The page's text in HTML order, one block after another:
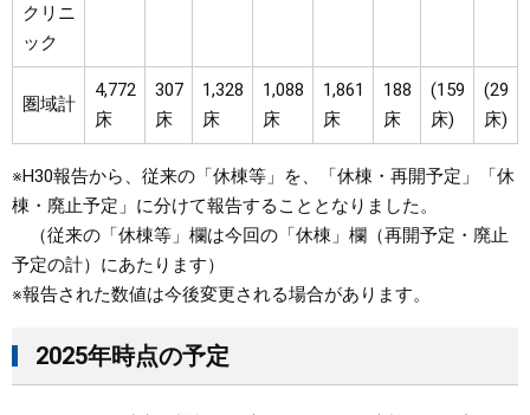
クリニ
ック
圏域計
4,772
床
307
床
1,328
床
1,088
床
1,861
床
188
床
(159
床)
(29
床)
※H30報告から、従来の「休棟等」を、「休棟・再開予定」「休
棟・廃止予定」に分けて報告することとなりました。
（従来の「休棟等」欄は今回の「休棟」欄（再開予定・廃止
予定の計）にあたります）
※報告された数値は今後変更される場合があります。
2025年時点の予定